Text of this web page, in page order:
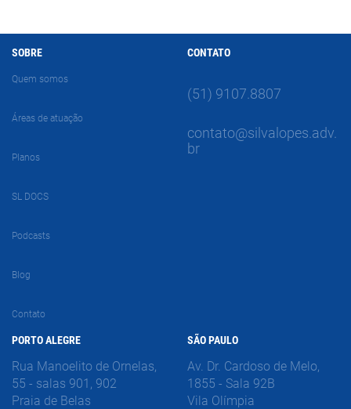
SOBRE
Quem somos
Áreas de atuação
Planos
SL DOCS
Podcasts
Blog
Contato
CONTATO
(51) 9107.8807
contato@silvalopes.adv.
br
PORTO ALEGRE
Rua Manoelito de Ornelas,
55 - salas 901, 902
Praia de Belas
SÃO PAULO
Av. Dr. Cardoso de Melo,
1855 - Sala 92B
Vila Olímpia